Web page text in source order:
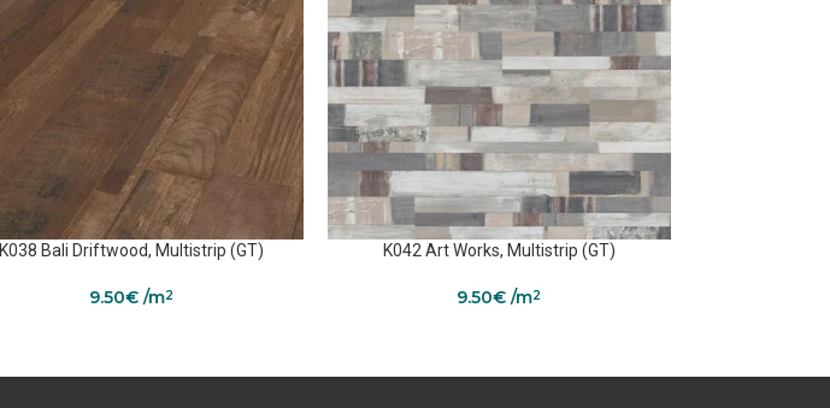
K038 Bali Driftwood, Multistrip (GT)
9.50€/m2
K042 Art Works, Multistrip (GT)
9.50€ /m2